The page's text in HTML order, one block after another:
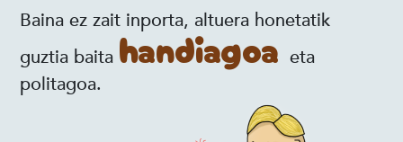
Baina ez zait inporta, altuera honetatik
guztia baita handiagoaeta
politagoa.